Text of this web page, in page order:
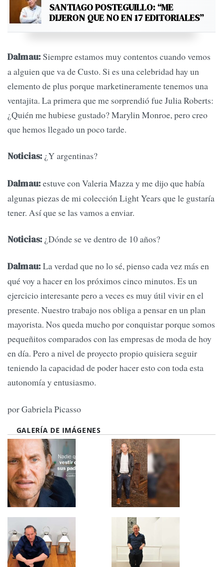
SANTIAGO POSTEGUILLO: “ME
DIJERON QUE NO EN 17 EDITORIALES”
Dalmau:Siempre estamos muy contentos cuando vemos
a alguien que va de Custo. Si es una celebridad hay un
elemento de plus porque marketineramente tenemos una
ventajita. La primera que me sorprendió fue Julia Roberts:
¿Quién me hubiese gustado? Marylin Monroe, pero creo
que hemos llegado un poco tarde.
Noticias: ¿Y argentinas?
Dalmau:estuve con Valeria Mazza y me dijo que había
algunas piezas de mi colección Light Years que le gustaría
tener. Así que se las vamos a enviar.
Noticias: ¿Dónde se ve dentro de 10 años?
Dalmau:La verdad que no lo sé, pienso cada vez más en
qué voy a hacer en los próximos cinco minutos. Es un
ejercicio interesante pero a veces es muy útil vivir en el
presente. Nuestro trabajo nos obliga a pensar en un plan
mayorista. Nos queda mucho por conquistar porque somos
pequeñitos comparados con las empresas de moda de hoy
en día. Pero a nivel de proyecto propio quisiera seguir
teniendo la capacidad de poder hacer esto con toda esta
autonomía y entusiasmo.
por Gabriela Picasso
GALERÍA DE IMÁGENES